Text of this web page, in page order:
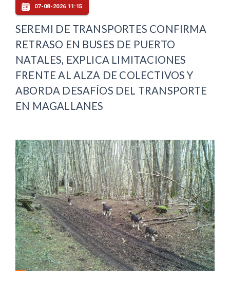
07-08-2026 11:15
SEREMI DE TRANSPORTES CONFIRMA
RETRASO EN BUSES DE PUERTO
NATALES, EXPLICA LIMITACIONES
FRENTE AL ALZA DE COLECTIVOS Y
ABORDA DESAFÍOS DEL TRANSPORTE
EN MAGALLANES